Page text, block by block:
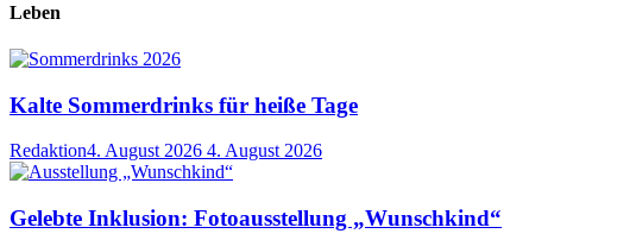
Leben
Kalte Sommerdrinks für heiße Tage
Redaktion4. August 2026 4. August 2026
Gelebte Inklusion: Fotoausstellung „Wunschkind“